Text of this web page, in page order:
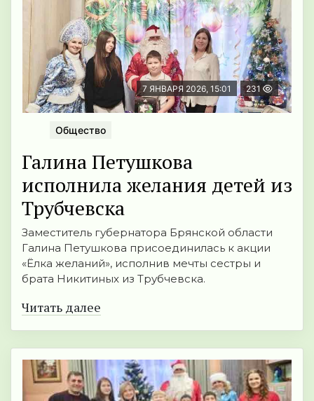
7 ЯНВАРЯ 2026, 15:01 231
Общество
Галина Петушкова
исполнила желания детей из
Трубчевска
Заместитель губернатора Брянской области
Галина Петушкова присоединилась к акции
«Ёлка желаний», исполнив мечты сестры и
брата Никитиных из Трубчевска.
Читать далее